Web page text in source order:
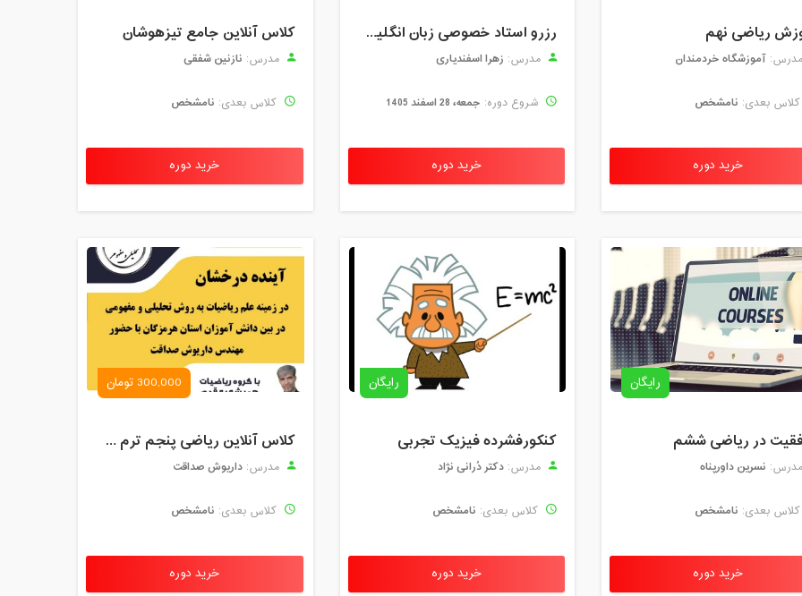
ریاضی نهم
آموزشگاه خردمندان
بعدی: نامشخص
خرید دوره
رزرو استاد خصوصی زبان انگلیسی | کلاس یک‌نفره با زهرا اسفندیاری + مشاوره رایگان
مدرس: زهرا اسفندیاری
شروع دوره: جمعه، 28 اسفند 1405
خرید دوره
کلاس آنلاین جامع تیزهوشان
مدرس: نازنین شفقی
کلاس بعدی: نامشخص
خرید دوره
رایگان
در ریاضی ششم
نسرین داورپناه
بعدی: نامشخص
خرید دوره
رایگان
کنکورفشرده فیزیک تجربی
مدرس: دکتر دُرانی نژاد
کلاس بعدی: نامشخص
خرید دوره
300,000 تومان
کلاس آنلاین ریاضی پنجم ترم چهارم شهریور 1403
مدرس: داریوش صداقت
کلاس بعدی: نامشخص
خرید دوره